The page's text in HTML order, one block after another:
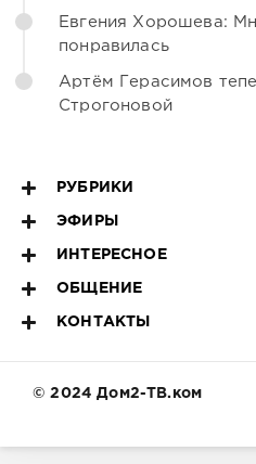
Евгения Хорошева:
понравилась
Артём Герасимов
Строгоновой
РУБРИКИ
ЭФИРЫ
ИНТЕРЕСНОЕ
ОБЩЕНИЕ
КОНТАКТЫ
© 2024 Дом2-ТВ.ком